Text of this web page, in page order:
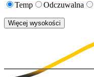
Temp
Odczuwalna
Więcej wysokości